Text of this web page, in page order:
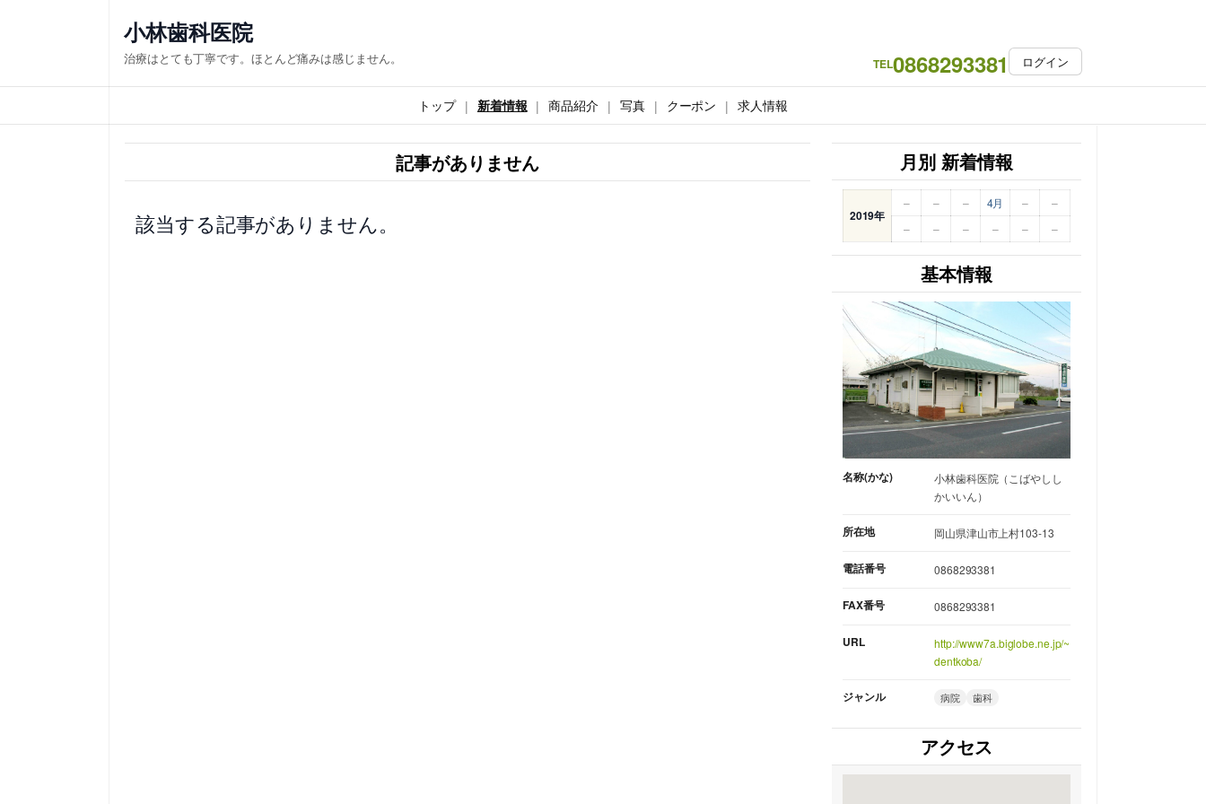
ス
キ
小林歯科医院
治療はとても丁寧です。ほとんど痛みは感じません。 TEL0868293381 ログイン
トップ 新着情報 商品紹介 写真 クーポン 求人情報
記事がありません
該当する記事がありません。
月別 新着情報
2019年
– – – 4月 –
–
–
– – – – –
基本情報
名称(かな)
小林歯科医院（こばやしし
かいいん）
所在地 岡山県津山市上村103-13
電話番号 0868293381
FAX番号 0868293381
URL
http://www7a.biglobe.ne.jp/~
dentkoba/
ジャンル 病院 歯科
アクセス